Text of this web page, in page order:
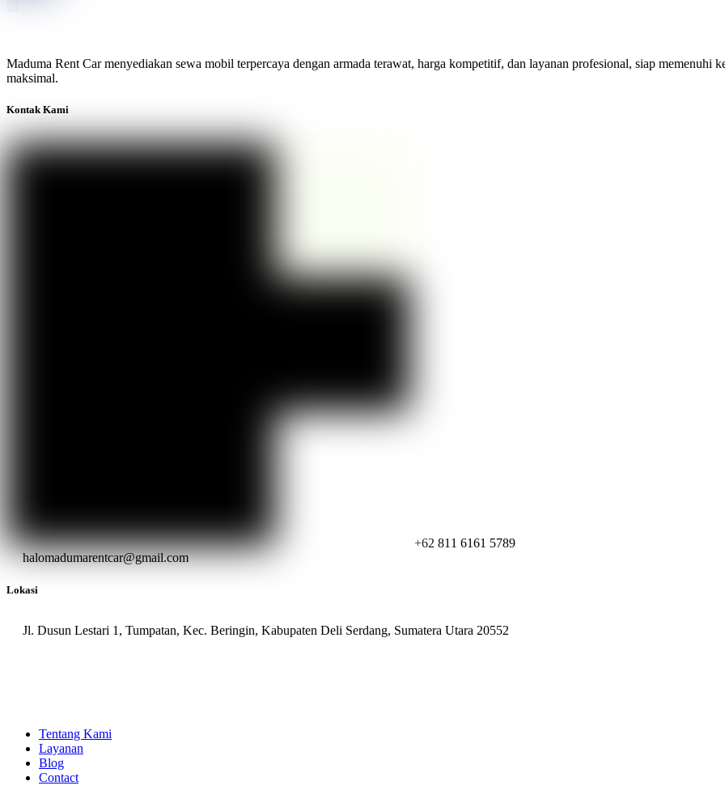
Maduma Rent Car menyediakan sewa mobil terpercaya dengan armada terawat, harga kompetitif, dan layanan profesional, siap memenuhi
maksimal.
Kontak Kami
+62 811 6161 5789
halomadumarentcar@gmail.com
Lokasi
Jl. Dusun Lestari 1, Tumpatan, Kec. Beringin, Kabupaten Deli Serdang, Sumatera Utara 20552
Tentang Kami
Layanan
Blog
Contact